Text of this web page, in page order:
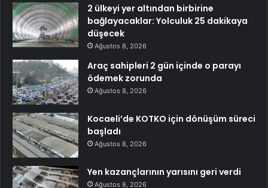
2 ülkeyi yer altından birbirine
bağlayacaklar: Yolculuk 25 dakikaya
düşecek
Ağustos 8, 2026
Araç sahipleri 2 gün içinde o parayı
ödemek zorunda
Ağustos 8, 2026
Kocaeli’de KOTKO için dönüşüm süreci
başladı
Ağustos 8, 2026
Yen kazançlarının yarısını geri verdi
Ağustos 8, 2026